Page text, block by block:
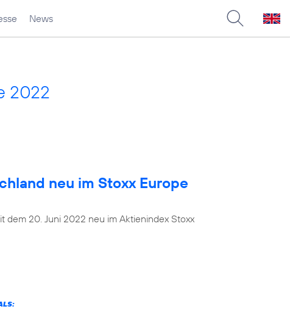
News
2022
neu im Stoxx Europe
dem 20. Juni 2022 neu im Aktienindex Stoxx